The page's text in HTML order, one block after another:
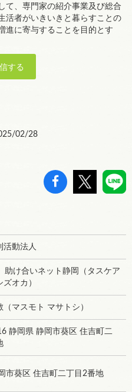
て、専門家の紹介事業及び総合
活者がいきいきと暮らすことの
進に寄与することを目的とす
する
02/28
活動法人
け合いネット静岡（タスケア
オカ）
マスモト マサトシ）
静岡県 静岡市葵区 住吉町二
市葵区 住吉町二丁目2番地